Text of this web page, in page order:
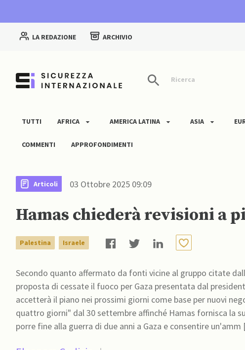
LA REDAZIONE ARCHIVIO
Ricerca
TUTTI AFRICA AMERICA LATINA ASIA
COMMENTI APPROFONDIMENTI
Articoli 03 Ottobre 2025 09:09
Hamas chiederà revisioni a
Palestina Israele
Secondo quanto affermato da fonti vicine al gruppo citate
proposta di cessate il fuoco per Gaza presentata dal
accetterà il piano nei prossimi giorni come base per nuovi
quattro giorni" dal 30 settembre affinché Hamas fornisca la
porre fine alla guerra di due anni a Gaza e consentire